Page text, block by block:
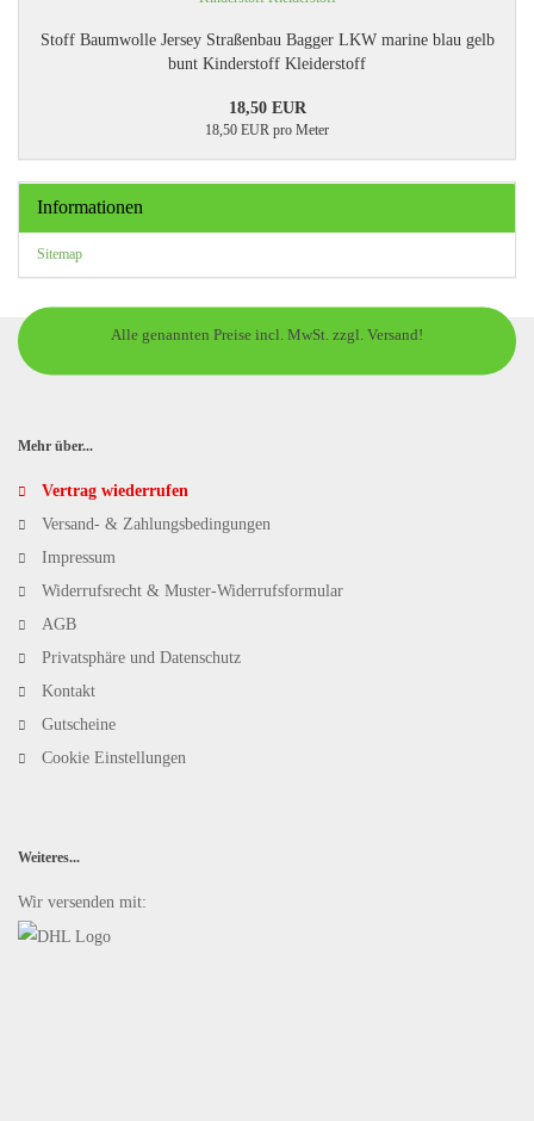
Stoff Baumwolle Jersey Straßenbau Bagger LKW marine blau gelb
bunt Kinderstoff Kleiderstoff
18,50 EUR
18,50 EUR pro Meter
Informationen
Sitemap
Alle genannten Preise incl. MwSt. zzgl. Versand!
Mehr über...
Vertrag wiederrufen
Versand- & Zahlungsbedingungen
Impressum
Widerrufsrecht & Muster-Widerrufsformular
AGB
Privatsphäre und Datenschutz
Kontakt
Gutscheine
Cookie Einstellungen
Weiteres...
Wir versenden mit: